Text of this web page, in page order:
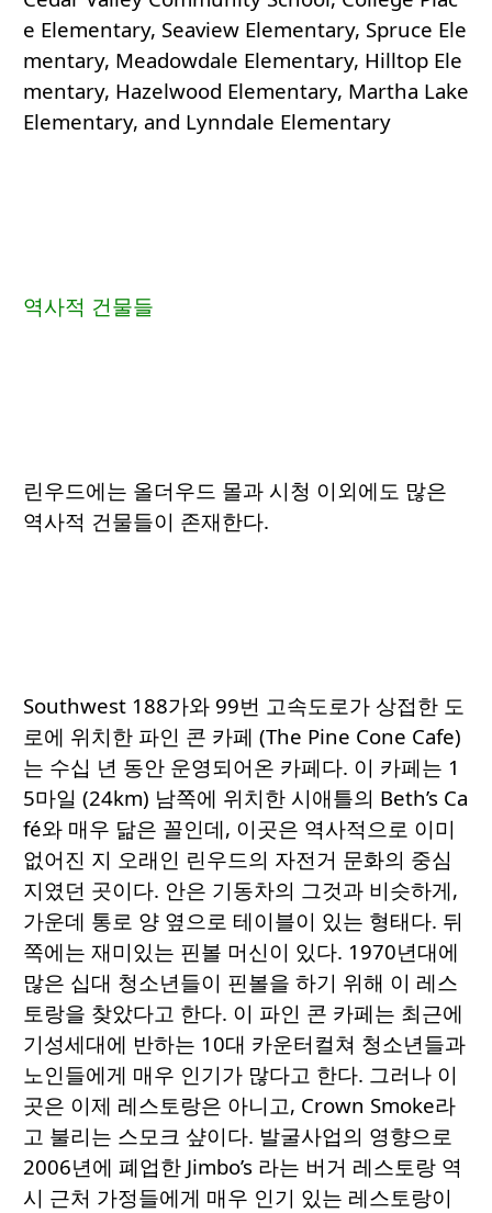
e Elementary, Seaview Elementary, Spruce Ele
mentary, Meadowdale Elementary, Hilltop Ele
mentary, Hazelwood Elementary, Martha Lake
Elementary, and Lynndale Elementary
역사적 건물들
린우드에는 올더우드 몰과 시청 이외에도 많은
역사적 건물들이 존재한다.
Southwest 188가와 99번 고속도로가 상접한 도
로에 위치한 파인 콘 카페 (The Pine Cone Cafe)
는 수십 년 동안 운영되어온 카페다. 이 카페는 1
5마일 (24km) 남쪽에 위치한 시애틀의 Beth’s Ca
fé와 매우 닮은 꼴인데, 이곳은 역사적으로 이미
없어진 지 오래인 린우드의 자전거 문화의 중심
지였던 곳이다. 안은 기동차의 그것과 비슷하게,
가운데 통로 양 옆으로 테이블이 있는 형태다. 뒤
쪽에는 재미있는 핀볼 머신이 있다. 1970년대에
많은 십대 청소년들이 핀볼을 하기 위해 이 레스
토랑을 찾았다고 한다. 이 파인 콘 카페는 최근에
기성세대에 반하는 10대 카운터컬쳐 청소년들과
노인들에게 매우 인기가 많다고 한다. 그러나 이
곳은 이제 레스토랑은 아니고, Crown Smoke라
고 불리는 스모크 샾이다. 발굴사업의 영향으로
2006년에 폐업한 Jimbo’s 라는 버거 레스토랑 역
시 근처 가정들에게 매우 인기 있는 레스토랑이